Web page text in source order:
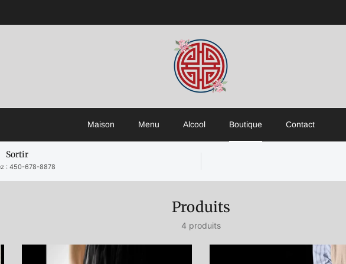
Maison Menu Alcool Boutique Contact
Sortir
: 450-678-8878
Produits
4 produits